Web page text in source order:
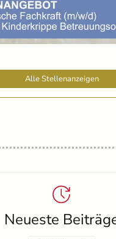
Alle Stellenanzeigen
Neueste